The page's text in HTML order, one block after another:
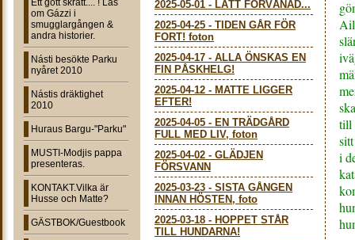
Ett gott skratt.... ! Läs
om Gázzi i
smugglargången &
andra historier.
Násti besökte Parku
nyåret 2010
Nástis dräktighet
2010
Huraus Bargu-"Parku"
MUSTI-Modjis pappa
presenteras.
KONTAKT.Vilka är
Husse och Matte?
GÄSTBOK/Guestbook
2025-05-01 - LÄTT FÖRVÅNAD...
2025-04-25 - TIDEN GÅR FÖR
FORT! foton
2025-04-17 - ALLA ÖNSKAS EN
FIN PÅSKHELG!
2025-04-12 - MATTE LIGGER
EFTER!
2025-04-05 - EN TRÄDGÅRD
FULL MED LIV, foton
2025-04-02 - GLÄDJEN
FÖRSVANN
2025-03-23 - SISTA GÅNGEN
INNAN HÖSTEN, foto
2025-03-18 - HOPPET STÅR
TILL HUNDARNA!
till
i